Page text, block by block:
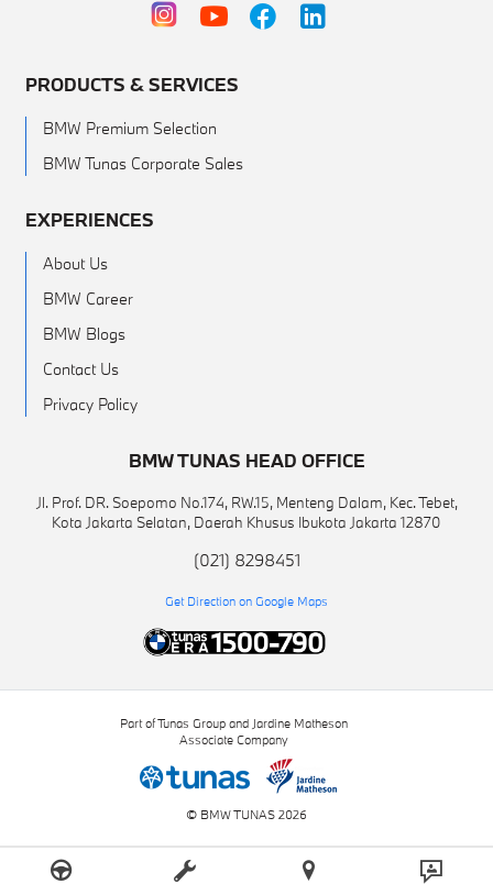
PRODUCTS & SERVICES
BMW Premium Selection
BMW Tunas Corporate Sales
EXPERIENCES
About Us
BMW Career
BMW Blogs
Contact Us
Privacy Policy
BMW TUNAS HEAD OFFICE
Jl. Prof. DR. Soepomo No.174, RW.15, Menteng Dalam, Kec. Tebet,
Kota Jakarta Selatan, Daerah Khusus Ibukota Jakarta 12870
(021) 8298451
Get Direction on Google Maps
© BMW TUNAS 2026
Part of Tunas Group and Jardine Matheson
Associate Company